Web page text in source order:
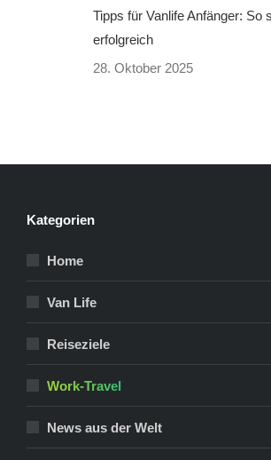
Tipps für Vanlife Anfänger: So
erfolgreich
28. Oktober 2025
Kategorien
Home
Van Life
Reiseziele
Work-Travel
News aus der Welt